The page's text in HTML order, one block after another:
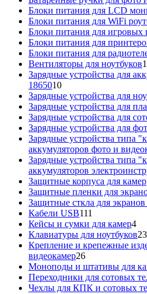
Блоки питания для LCD
Блоки питания для WiFi
Блоки питания для игровых
Блоки питания для
Блоки питания для
Вентиляторы для ноутбуков
Зарядные устройства для
186501010
товаров
Зарядные устройства для
Зарядные устройства для
Зарядные устройства для
Зарядные устройства для
Зарядные устройства типа
аккумуляторов фото и
Зарядные устройства типа
аккумуляторов
Защитные корпуса для камер
Защитные пленки для
Защитные сткла для
Кабели USB111
товаров
Кейсы и сумки для камер44
Клавиатуры для ноутбуков
Крепление и крепежные
видеокамер2626
товаров
Моноподы и штативы для
Переходники для сотовых
Чехлы для КПК и сотовых